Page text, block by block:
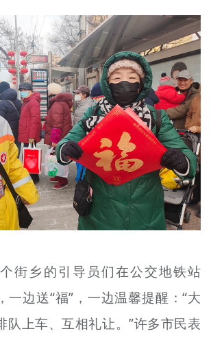
街乡的引导员们在公交地铁站
一边送“福”，一边温馨提醒：“大
队上车、互相礼让。”许多市民表